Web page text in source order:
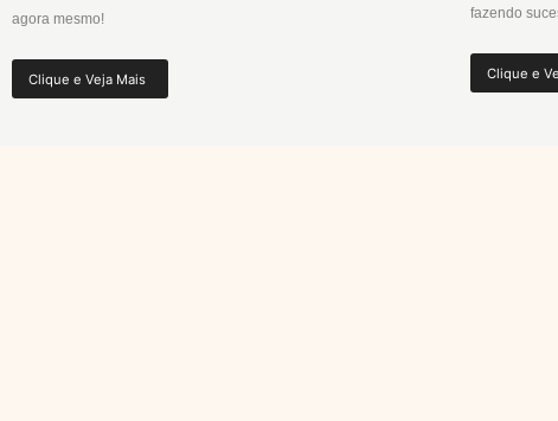
agora mesmo!
Clique e Veja Mais
fazendo
Clique e